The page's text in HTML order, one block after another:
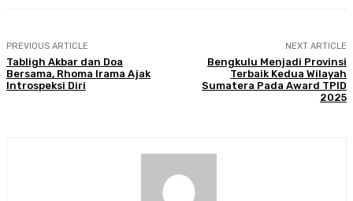
PREVIOUS ARTICLE
Tabligh Akbar dan Doa
Bersama, Rhoma Irama Ajak
Introspeksi Diri
NEXT ARTICLE
Bengkulu Menjadi Provinsi
Terbaik Kedua Wilayah
Sumatera Pada Award TPID
2025